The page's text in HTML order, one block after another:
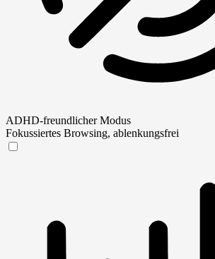
ADHD-freundlicher Modus
Fokussiertes Browsing, ablenkungsfrei